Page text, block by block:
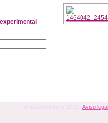
© Bärbel Schäfer 2010 - Aviso legal